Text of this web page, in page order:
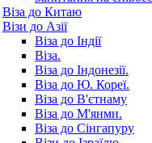
Віза до Китаю
Візи до Азії
Віза до Індії
Віза.
Віза до Індонезії.
Віза до Ю. Кореї.
Віза до В'єтнаму
Віза до М'янми.
Віза до Сінгапуру